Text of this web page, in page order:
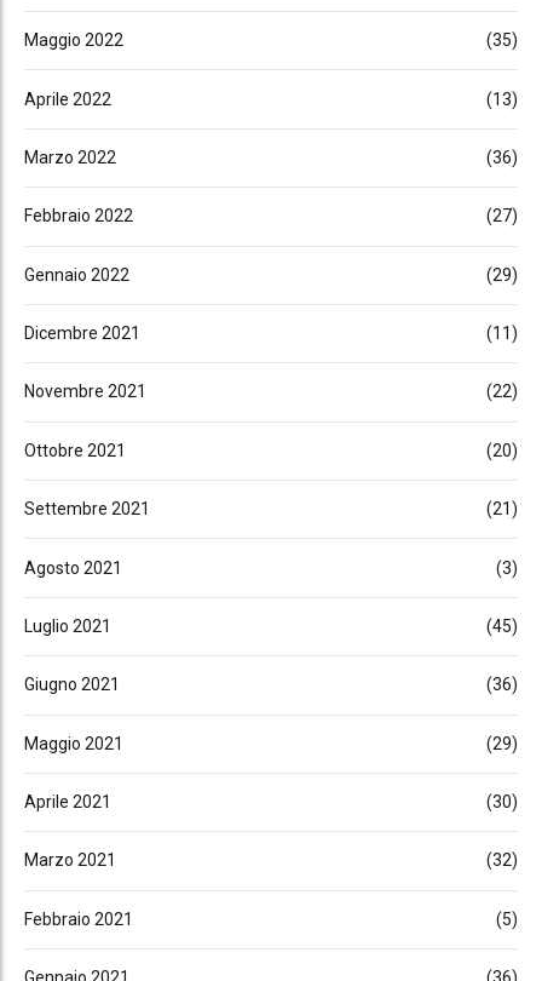
Maggio 2022 (35)
Aprile 2022 (13)
Marzo 2022 (36)
Febbraio 2022 (27)
Gennaio 2022 (29)
Dicembre 2021 (11)
Novembre 2021 (22)
Ottobre 2021 (20)
Settembre 2021 (21)
Agosto 2021 (3)
Luglio 2021 (45)
Giugno 2021 (36)
Maggio 2021 (29)
Aprile 2021 (30)
Marzo 2021 (32)
Febbraio 2021 (5)